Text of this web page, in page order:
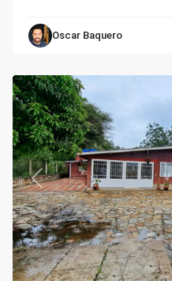
Oscar Baquero
Previous